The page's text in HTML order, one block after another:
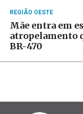
REGIÃO OESTE
Mãe entra em
atropelamento
BR-470